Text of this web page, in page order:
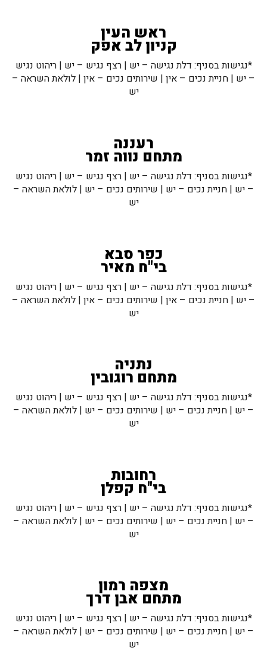
ראש העין
קניון לב אפק
*נגישות בסניף: דלת נגישה – יש | רצף נגיש – יש | ריהוט נגיש
– יש | חניית נכים – אין | שירותים נכים – אין | לולאת השראה –
יש
רעננה
מתחם נווה זמר
*נגישות בסניף: דלת נגישה – יש | רצף נגיש – יש | ריהוט נגיש
– יש | חניית נכים – יש | שירותים נכים – יש | לולאת השראה –
יש
כפר סבא
בי"ח מאיר
*נגישות בסניף: דלת נגישה – יש | רצף נגיש – יש | ריהוט נגיש
– יש | חניית נכים – אין | שירותים נכים – אין | לולאת השראה –
יש
נתניה
מתחם רוגובין
*נגישות בסניף: דלת נגישה – יש | רצף נגיש – יש | ריהוט נגיש
– יש | חניית נכים – יש | שירותים נכים – יש | לולאת השראה –
יש
רחובות
בי"ח קפלן
*נגישות בסניף: דלת נגישה – יש | רצף נגיש – יש | ריהוט נגיש
– יש | חניית נכים – יש | שירותים נכים – יש | לולאת השראה –
יש
מצפה רמון
מתחם אבן דרך
*נגישות בסניף: דלת נגישה – יש | רצף נגיש – יש | ריהוט נגיש
– יש | חניית נכים – יש | שירותים נכים – יש | לולאת השראה –
יש